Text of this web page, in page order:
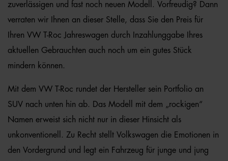
zuverlässigen und fast noch neuen Modell. Vorfreudig? Dann
verraten wir Ihnen an dieser Stelle, dass Sie den Preis für
Ihren VW T-Roc Jahreswagen durch Inzahlunggabe Ihres
aktuellen Gebrauchten auch noch um ein gutes Stück
mindern können.
Mit dem VW T-Roc rundet der Hersteller sein Portfolio an
SUV nach unten hin ab. Das Modell mit dem „rockigen“
Namen erweist sich nicht nur in dieser Hinsicht als
unkonventionell. Zu Recht stellt Volkswagen die Emotionen in
den Vordergrund und legt ein Fahrzeug für junge und jung